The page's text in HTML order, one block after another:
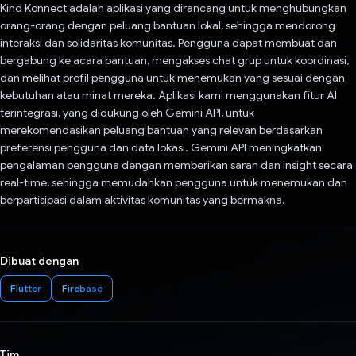
Kind Konnect adalah aplikasi yang dirancang untuk menghubungkan
orang-orang dengan peluang bantuan lokal, sehingga mendorong
interaksi dan solidaritas komunitas. Pengguna dapat membuat dan
bergabung ke acara bantuan, mengakses chat grup untuk koordinasi,
dan melihat profil pengguna untuk menemukan yang sesuai dengan
kebutuhan atau minat mereka. Aplikasi kami menggunakan fitur AI
terintegrasi, yang didukung oleh Gemini API, untuk
merekomendasikan peluang bantuan yang relevan berdasarkan
preferensi pengguna dan data lokasi. Gemini API meningkatkan
pengalaman pengguna dengan memberikan saran dan insight secara
real-time, sehingga memudahkan pengguna untuk menemukan dan
berpartisipasi dalam aktivitas komunitas yang bermakna.
Dibuat dengan
Flutter Firebase